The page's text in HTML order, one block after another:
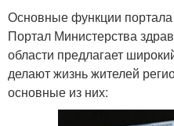
Основные функции портала
Портал Министерства
области предлагает
делают жизнь жителей
основные из них: